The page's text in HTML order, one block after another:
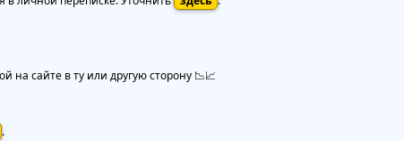
на сайте в ту или другую сторону 📉📈
.